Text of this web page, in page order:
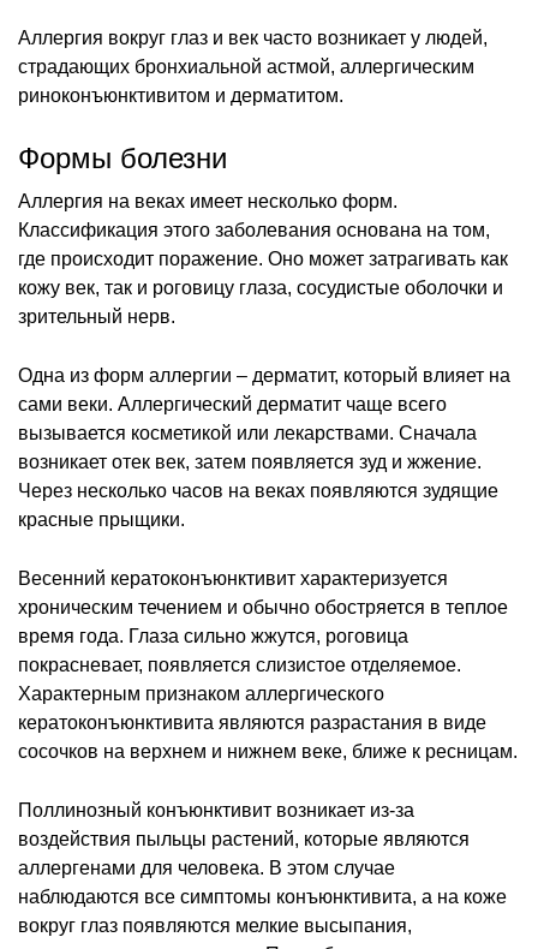
Аллергия вокруг глаз и век часто возникает у людей,
страдающих бронхиальной астмой, аллергическим
риноконъюнктивитом и дерматитом.
Формы болезни
Аллергия на веках имеет несколько форм.
Классификация этого заболевания основана на том,
где происходит поражение. Оно может затрагивать как
кожу век, так и роговицу глаза, сосудистые оболочки и
зрительный нерв.
Одна из форм аллергии – дерматит, который влияет на
сами веки. Аллергический дерматит чаще всего
вызывается косметикой или лекарствами. Сначала
возникает отек век, затем появляется зуд и жжение.
Через несколько часов на веках появляются зудящие
красные прыщики.
Весенний кератоконъюнктивит характеризуется
хроническим течением и обычно обостряется в теплое
время года. Глаза сильно жжутся, роговица
покрасневает, появляется слизистое отделяемое.
Характерным признаком аллергического
кератоконъюнктивита являются разрастания в виде
сосочков на верхнем и нижнем веке, ближе к ресницам.
Поллинозный конъюнктивит возникает из-за
воздействия пыльцы растений, которые являются
аллергенами для человека. В этом случае
наблюдаются все симптомы конъюнктивита, а на коже
вокруг глаз появляются мелкие высыпания,